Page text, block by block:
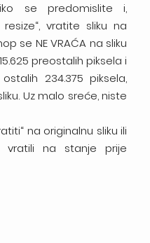
se predomislite i,
vratite sliku na
se NE VRAĆA na sliku
preostalih piksela i
234.375 piksela,
Uz malo sreće, niste
na originalnu sliku ili
na stanje prije